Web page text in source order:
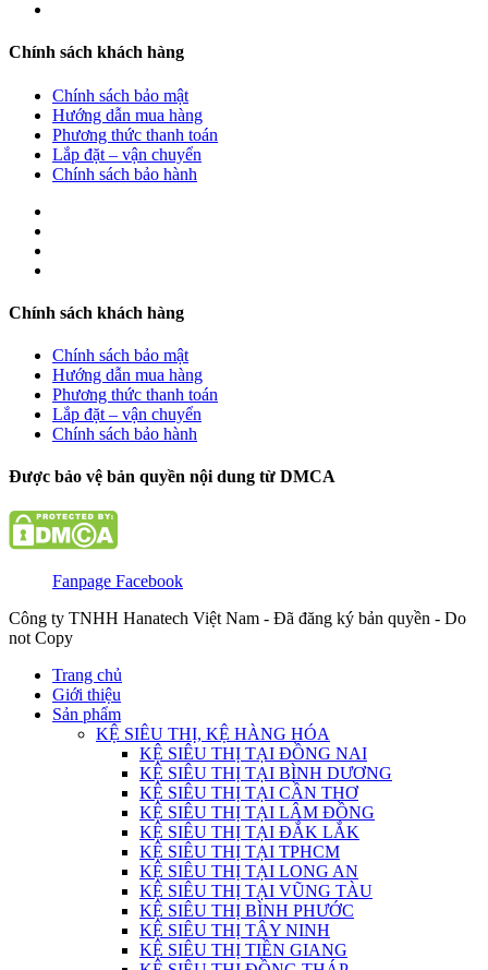
Chính sách khách hàng
Chính sách bảo mật
Hướng dẫn mua hàng
Phương thức thanh toán
Lắp đặt – vận chuyển
Chính sách bảo hành
Chính sách khách hàng
Chính sách bảo mật
Hướng dẫn mua hàng
Phương thức thanh toán
Lắp đặt – vận chuyển
Chính sách bảo hành
Được bảo vệ bản quyền nội dung từ DMCA
Fanpage Facebook
Công ty TNHH Hanatech Việt Nam - Đã đăng ký bản quyền - Do
not Copy
Trang chủ
Giới thiệu
Sản phẩm
KỆ SIÊU THỊ, KỆ HÀNG HÓA
KỆ SIÊU THỊ TẠI ĐỒNG NAI
KỆ SIÊU THỊ TẠI BÌNH DƯƠNG
KỆ SIÊU THỊ TẠI CẦN THƠ
KỆ SIÊU THỊ TẠI LÂM ĐỒNG
KỆ SIÊU THỊ TẠI ĐẮK LẮK
KỆ SIÊU THỊ TẠI TPHCM
KỆ SIÊU THỊ TẠI LONG AN
KỆ SIÊU THỊ TẠI VŨNG TÀU
KỆ SIÊU THỊ BÌNH PHƯỚC
KỆ SIÊU THỊ TÂY NINH
KỆ SIÊU THỊ TIỀN GIANG